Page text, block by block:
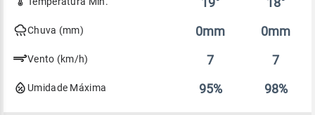
hoje Chuva (mm) 0mm 0mm
Vento (km/h) 7 7
Umidade Máxima 95% 98%